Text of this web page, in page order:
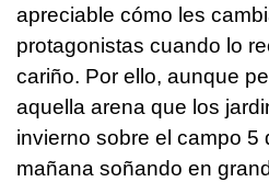
apreciable cómo les
protagonistas cuando lo
cariño. Por ello, aunque
aquella arena que los
invierno sobre el campo 5
mañana soñando en